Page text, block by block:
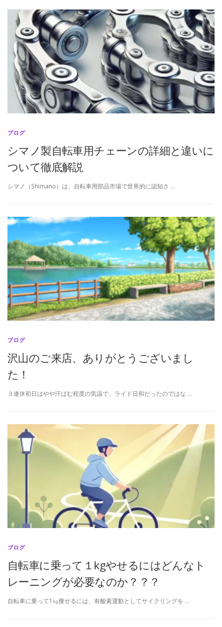
ブログ
シマノ製自転車用チェーンの詳細と違いに
ついて徹底解説
シマノ（Shimano）は、自転車用部品市場で世界的に認知さ …
ブログ
沢山のご来店、ありがとうございまし
た！
３連休初日はやや汗ばむ程度の気温で、ライド日和だったのではな …
ブログ
自転車に乗って１kgやせるにはどんなト
レーニングが必要なのか？？？
自転車に乗って1㎏痩せるには、有酸素運動としてサイクリングを …